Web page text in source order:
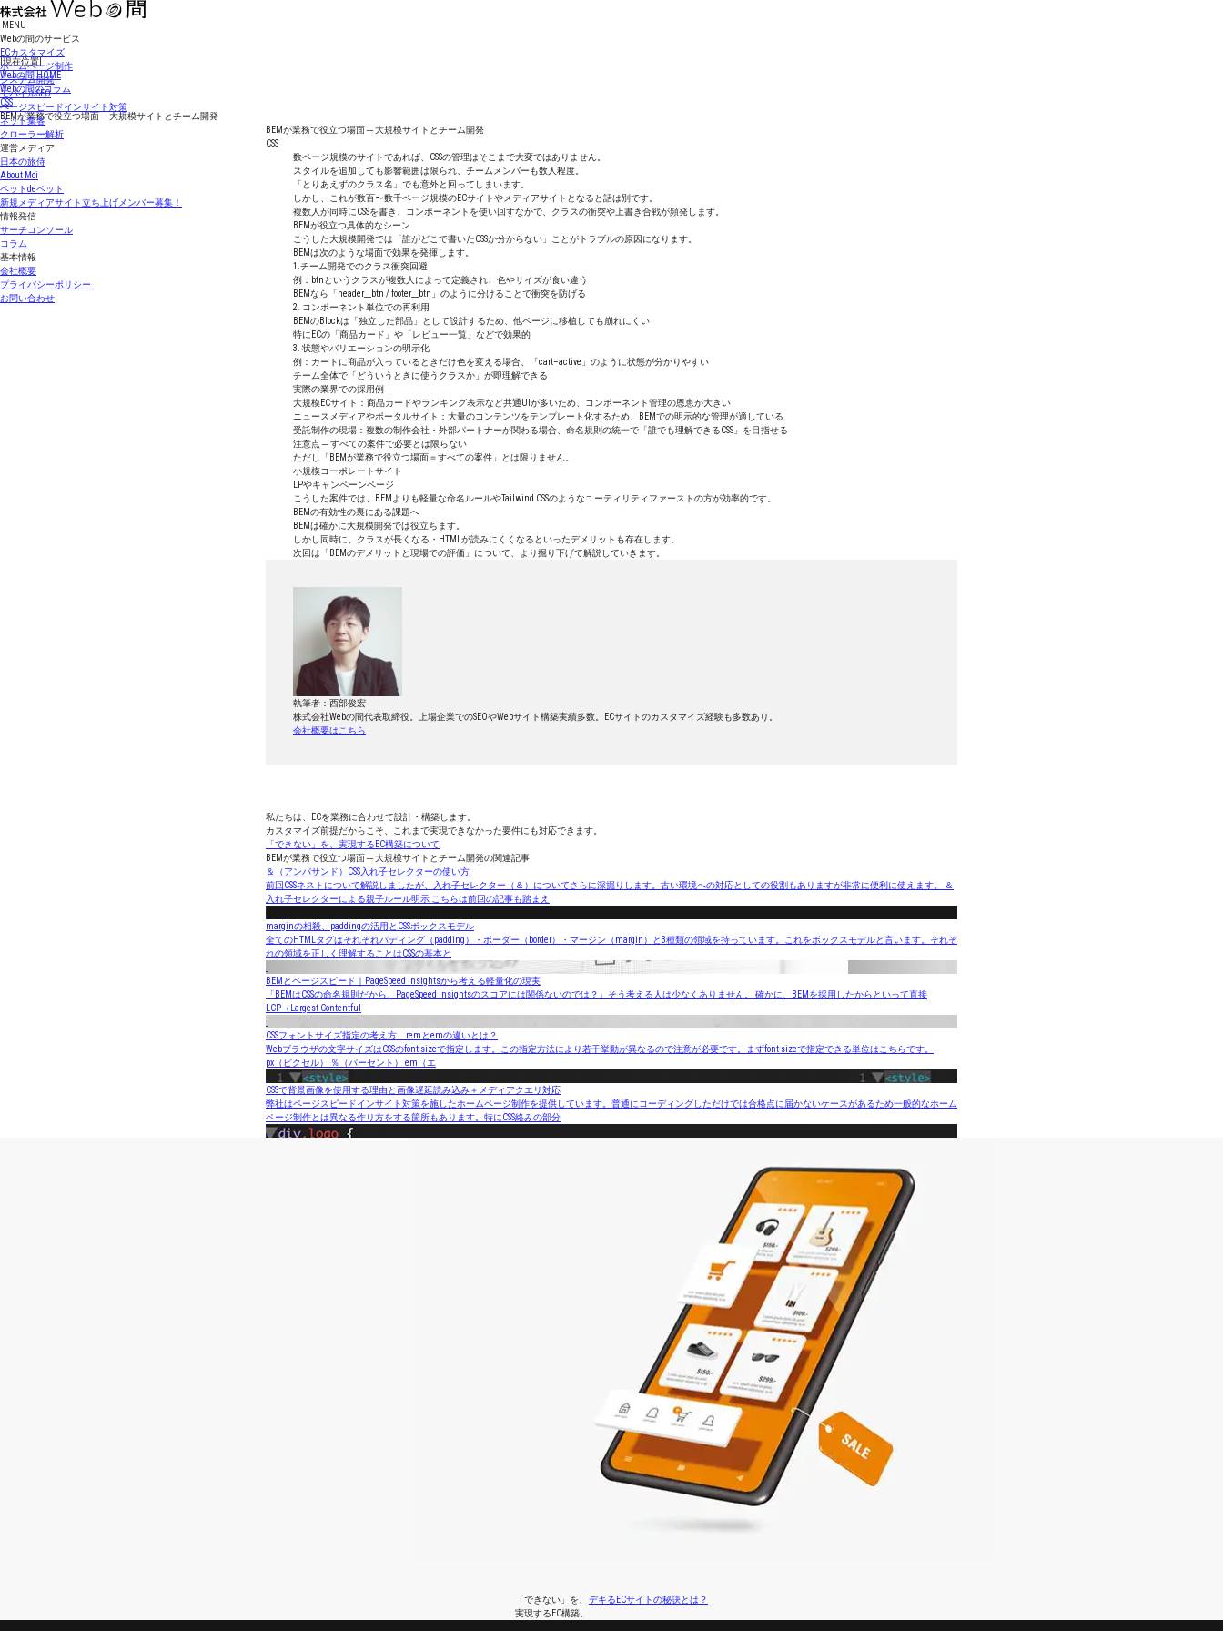
[現在位置]
Webの間 HOME
Webの間のコラム
CSS
BEMが業務で役立つ場面 ─ 大規模サイトとチーム開発
BEMが業務で役立つ場面 ─ 大規模サイトとチーム開発
CSS
数ページ規模のサイトであれば、CSSの管理はそこまで大変ではありません。
スタイルを追加しても影響範囲は限られ、チームメンバーも数人程度。
「とりあえずのクラス名」でも意外と回ってしまいます。
しかし、これが数百〜数千ページ規模のECサイトやメディアサイトとなると話は別です。
複数人が同時にCSSを書き、コンポーネントを使い回すなかで、クラスの衝突や上書き合戦が頻発します。
BEMが役立つ具体的なシーン
こうした大規模開発では「誰がどこで書いたCSSか分からない」ことがトラブルの原因になります。
BEMは次のような場面で効果を発揮します。
1.チーム開発でのクラス衝突回避
例：btnというクラスが複数人によって定義され、色やサイズが食い違う
BEMなら「header__btn / footer__btn」のように分けることで衝突を防げる
2. コンポーネント単位での再利用
BEMのBlockは「独立した部品」として設計するため、他ページに移植しても崩れにくい
特にECの「商品カード」や「レビュー一覧」などで効果的
3. 状態やバリエーションの明示化
例：カートに商品が入っているときだけ色を変える場合、「cart–active」のように状態が分かりやすい
チーム全体で「どういうときに使うクラスか」が即理解できる
実際の業界での採用例
大規模ECサイト：商品カードやランキング表示など共通UIが多いため、コンポーネント管理の恩恵が大きい
ニュースメディアやポータルサイト：大量のコンテンツをテンプレート化するため、BEMでの明示的な管理が適している
受託制作の現場：複数の制作会社・外部パートナーが関わる場合、命名規則の統一で「誰でも理解できるCSS」を目指せる
注意点 ─ すべての案件で必要とは限らない
ただし「BEMが業務で役立つ場面＝すべての案件」とは限りません。
小規模コーポレートサイト
LPやキャンペーンページ
こうした案件では、BEMよりも軽量な命名ルールやTailwind CSSのようなユーティリティファーストの方が効率的です。
BEMの有効性の裏にある課題へ
BEMは確かに大規模開発では役立ちます。
しかし同時に、クラスが長くなる・HTMLが読みにくくなるといったデメリットも存在します。
次回は「BEMのデメリットと現場での評価」について、より掘り下げて解説していきます。
執筆者：西部俊宏
株式会社Webの間代表取締役。上場企業でのSEOやWebサイト構築実績多数。ECサイトのカスタマイズ経験も多数あり。
会社概要はこちら
私たちは、ECを業務に合わせて設計・構築します。
カスタマイズ前提だからこそ、これまで実現できなかった要件にも対応できます。
「できない」を、実現するEC構築について
BEMが業務で役立つ場面 ─ 大規模サイトとチーム開発の関連記事
＆（アンパサンド）CSS入れ子セレクターの使い方
前回CSSネストについて解説しましたが、入れ子セレクター（＆）についてさらに深掘りします。古い環境への対応としての役割もありますが非常に便利に使えます。 ＆
入れ子セレクターによる親子ルール明示 こちらは前回の記事も踏まえ
marginの相殺、paddingの活用とCSSボックスモデル
全てのHTMLタグはそれぞれパディング（padding）・ボーダー（border）・マージン（margin）と3種類の領域を持っています。これをボックスモデルと言います。それぞ
れの領域を正しく理解することはCSSの基本と
BEMとページスピード｜PageSpeed Insightsから考える軽量化の現実
「BEMはCSSの命名規則だから、PageSpeed Insightsのスコアには関係ないのでは？」そう考える人は少なくありません。 確かに、BEMを採用したからといって直接
LCP（Largest Contentful
CSSフォントサイズ指定の考え方、remとemの違いとは？
Webブラウザの文字サイズはCSSのfont-sizeで指定します。この指定方法により若干挙動が異なるので注意が必要です。まずfont-sizeで指定できる単位はこちらです。
px（ピクセル） ％（パーセント） em（エ
CSSで背景画像を使用する理由と画像遅延読み込み＋メディアクエリ対応
弊社はページスピードインサイト対策を施したホームページ制作を提供しています。普通にコーディングしただけでは合格点に届かないケースがあるため一般的なホーム
ページ制作とは異なる作り方をする箇所もあります。特にCSS絡みの部分
「できない」 を、
実現するEC構築。
デキるECサイトの秘訣とは？
MENU
Webの間のサービス
ECカスタマイズ
ホームページ制作
システム開発
モバイルSEO
ページスピードインサイト対策
ネット集客
クローラー解析
運営メディア
日本の旅侍
About Moi
ペットdeペット
新規メディアサイト立ち上げメンバー募集！
情報発信
サーチコンソール
コラム
基本情報
会社概要
プライバシーポリシー
お問い合わせ